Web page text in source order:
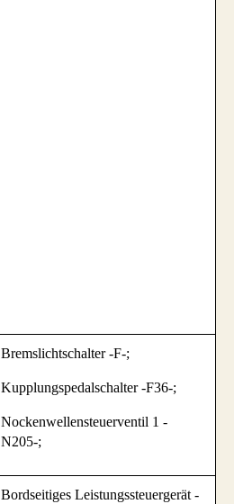
Bremslichtschalter -F-;
Kupplungspedalschalter -F36-;
Nockenwellensteuerventil 1 -
N205-;
Bordseitiges Leistungssteuergerät -